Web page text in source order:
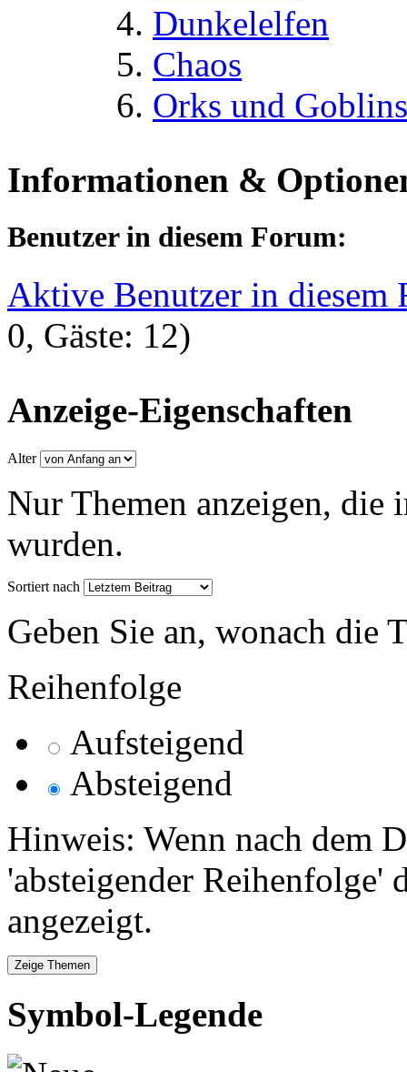
Dunkelelfen
Chaos
Orks und Goblins
Informationen &
Benutzer in diesem Forum:
Aktive Benutzer in diesem
0, Gäste: 12)
Anzeige-Eigenschaften
Alter
Nur Themen anzeigen, die
wurden.
Sortiert nach
Geben Sie an, wonach die
Reihenfolge
Aufsteigend
Absteigend
Hinweis: Wenn nach dem
'absteigender Reihenfolge'
angezeigt.
Symbol-Legende